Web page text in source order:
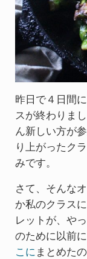
昨日で４日間
スが終わりま
ん新しい方が
り上がったク
みです。
さて、そんな
か私のクラス
レットが、や
のために以前
こに まとめた